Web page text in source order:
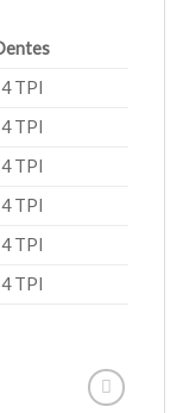
TPI
TPI
TPI
TPI
TPI
TPI